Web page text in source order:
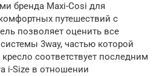
бренда Maxi-Cosi для
путешествий с
позволяет оценить все
3way, частью которой
соответствует последним
i-Size в отношении